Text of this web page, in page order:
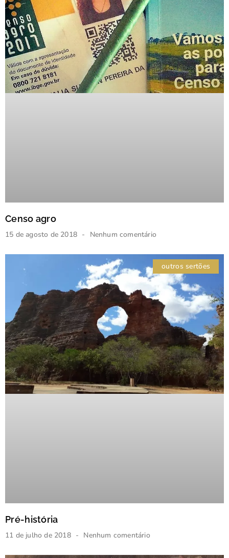
Censo agro
15 de agosto de 2018 Nenhum comentário
outros sertões
Pré-história
11 de julho de 2018 Nenhum comentário